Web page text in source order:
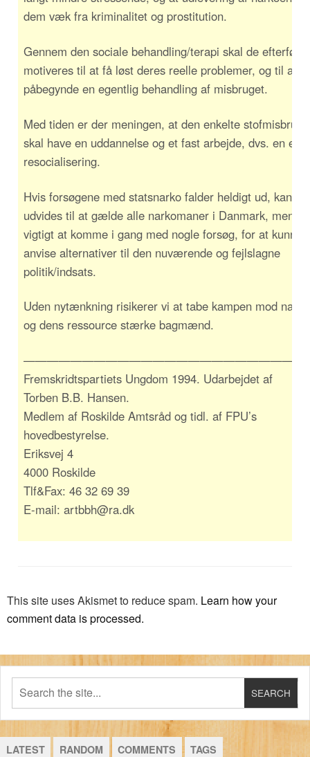
dem væk fra kriminalitet og prostitution.
Gennem den sociale behandling/terapi skal de
motiveres til at få løst deres reelle problemer, og til at
påbegynde en egentlig behandling af misbruget.
Med tiden er der meningen, at den enkelte
skal have en uddannelse og et fast arbejde, dvs. en
resocialisering.
Hvis forsøgene med statsnarko falder heldigt ud, kan
udvides til at gælde alle narkomaner i Danmark, men
vigtigt at komme i gang med nogle forsøg, for at kunne
anvise alternativer til den nuværende og fejlslagne
politik/indsats.
Uden nytænkning risikerer vi at tabe kampen mod
og dens ressource stærke bagmænd.
Fremskridtspartiets Ungdom 1994. Udarbejdet af
Torben B.B. Hansen.
Medlem af Roskilde Amtsråd og tidl. af FPU’s
hovedbestyrelse.
Eriksvej 4
4000 Roskilde
Tlf&Fax: 46 32 69 39
E-mail: artbbh@ra.dk
This site uses Akismet to reduce spam. Learn how your
comment data is processed.
LATEST RANDOM COMMENTS TAGS